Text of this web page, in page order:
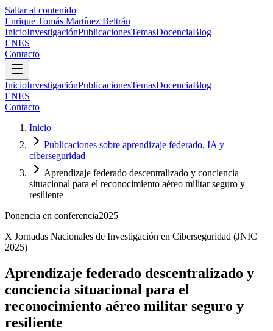
Saltar al contenido
Enrique Tomás Martínez Beltrán
InicioInvestigaciónPublicacionesTemasDocenciaBlog
ENES
Contacto
InicioInvestigaciónPublicacionesTemasDocenciaBlog
ENES
Contacto
Inicio
Publicaciones sobre aprendizaje federado, IA y
ciberseguridad
Aprendizaje federado descentralizado y conciencia
situacional para el reconocimiento aéreo militar seguro y
resiliente
Ponencia en conferencia2025
X Jornadas Nacionales de Investigación en Ciberseguridad (JNIC
2025)
Aprendizaje federado descentralizado y
conciencia situacional para el
reconocimiento aéreo militar seguro y
resiliente